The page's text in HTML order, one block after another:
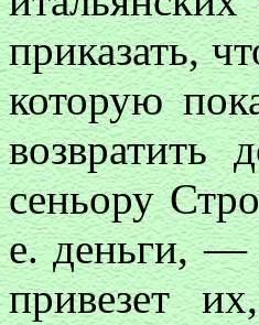
приказать,
которую
сеньору
е. деньги,
привезет